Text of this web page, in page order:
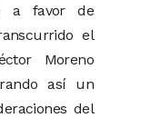
a favor de
el
Moreno
así un
del